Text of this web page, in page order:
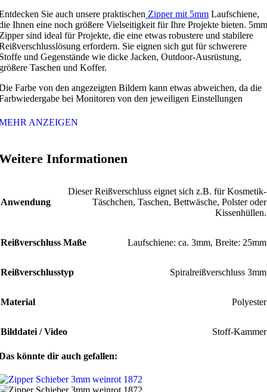
Sie auch unsere praktischen Zipper mit 5mm Laufschiene,
Ihnen eine noch größere Vielseitigkeit für Ihre Projekte bieten. 5mm
sind ideal für Projekte, die eine etwas robustere und stabilere
erfordern. Sie eignen sich gut für schwerere
und Gegenstände wie dicke Jacken, Outdoor-Ausrüstung,
Taschen und Koffer.
Farbe von den angezeigten Bildern kann etwas abweichen, da die
bei Monitoren von den jeweiligen Einstellungen
ANZEIGEN
Informationen
Anwendung
Dieser Reißverschluss eignet sich z.B. für Kosmetik-
Täschchen, Taschen, Bettwäsche, Polster oder
Kissenhüllen.
Reißverschluss Maße Laufschiene: ca. 3mm, Breite: 25mm
Reißverschlusstyp Spiralreißverschluss 3mm
Material Polyester
Bilddatei / Video Stoff-Kammer
könnte dir auch gefallen: